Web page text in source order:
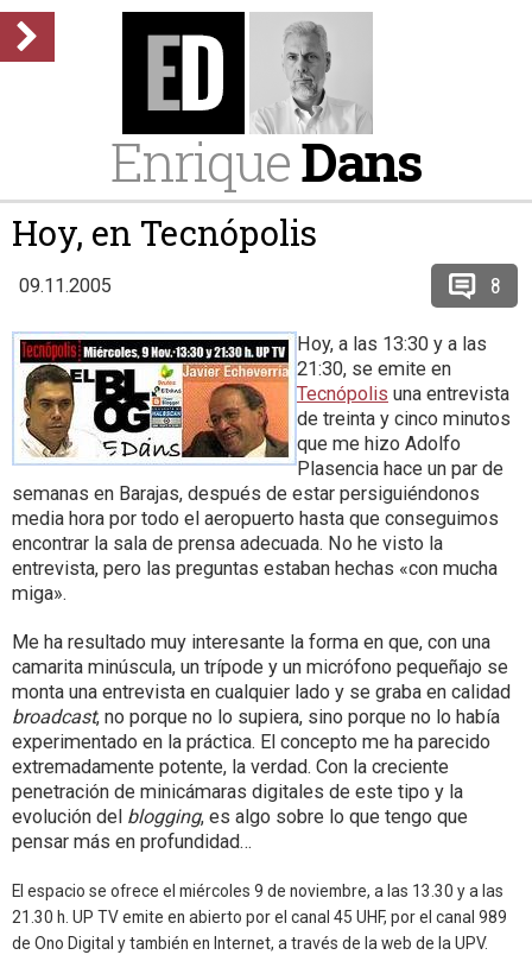
EnriqueDans
Hoy, en Tecnópolis
09.11.2005 8
Hoy, a las 13:30 y a las
21:30, se emite en
Tecnópolis una entrevista
de treinta y cinco minutos
que me hizo Adolfo
Plasencia hace un par de
semanas en Barajas, después de estar persiguiéndonos
media hora por todo el aeropuerto hasta que conseguimos
encontrar la sala de prensa adecuada. No he visto la
entrevista, pero las preguntas estaban hechas «con mucha
miga».
Me ha resultado muy interesante la forma en que, con una
camarita minúscula, un trípode y un micrófono pequeñajo se
monta una entrevista en cualquier lado y se graba en calidad
broadcast, no porque no lo supiera, sino porque no lo había
experimentado en la práctica. El concepto me ha parecido
extremadamente potente, la verdad. Con la creciente
penetración de minicámaras digitales de este tipo y la
evolución del blogging, es algo sobre lo que tengo que
pensar más en profundidad…
El espacio se ofrece el miércoles 9 de noviembre, a las 13.30 y a las
21.30 h. UP TV emite en abierto por el canal 45 UHF, por el canal 989
de Ono Digital y también en Internet, a través de la web de la UPV.